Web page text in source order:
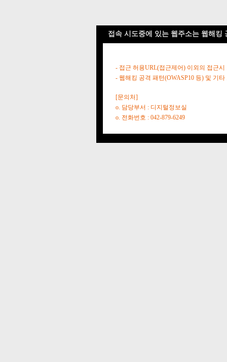
접속 시도중에 있는 웹주소는 웹해킹
- 접근 허용URL(접근제어) 이외의 접근시
- 웹해킹 공격 패턴(OWASP10 등) 및 기
[문의처]
o. 담당부서 : 디지털정보실
o. 전화번호 : 042-879-6249